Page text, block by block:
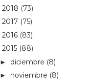
2018 (73)
2017 (75)
2016 (83)
2015 (88)
► diciembre (8)
► noviembre (8)